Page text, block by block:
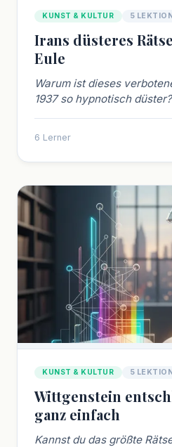
KUNST & KULTUR 5
Irans düsteres
Eule
Warum ist dieses
1937 so hypnotisch düster?
6 Lerner
KUNST & KULTUR 5
Wittgenstein
ganz einfach
Kannst du das größte